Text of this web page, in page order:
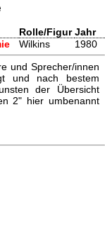
Rolle/Figur Jahr
Wilkins 1980
und Sprecher/innen
und nach bestem
der Übersicht
2" hier umbenannt